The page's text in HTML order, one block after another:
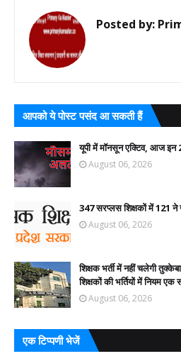
Posted by:
आपको ये पोस्ट पसंद आ सकती हैं
यूपी में मॉनसून एक्टिव, आज इन
August 06, 2026
347 सरप्लस शिक्षकों में 121 ने
August 06, 2026
शिक्षक भर्ती में नहीं चलेगी
शिक्षकों की भर्तियों में नियम एक
August 06, 2026
एक टिप्पणी भेजें